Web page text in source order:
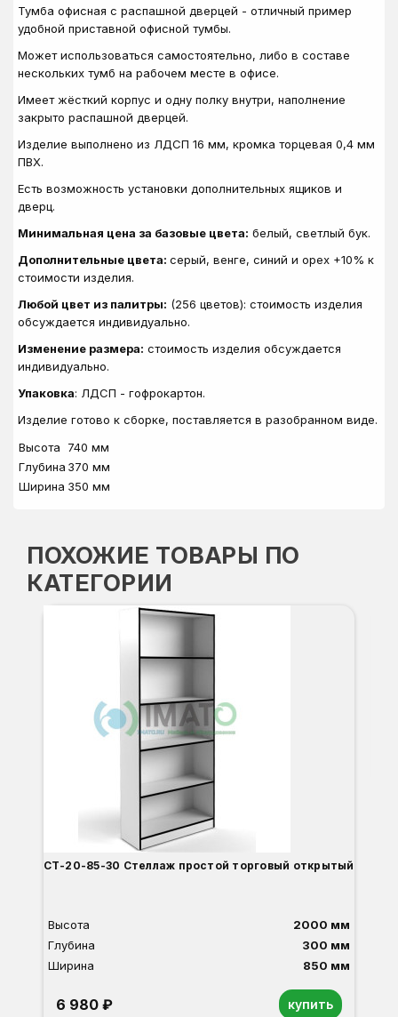
Тумба офисная с распашной дверцей - отличный пример
удобной приставной офисной тумбы.
Может использоваться самостоятельно, либо в составе
нескольких тумб на рабочем месте в офисе.
Имеет жёсткий корпус и одну полку внутри, наполнение
закрыто распашной дверцей.
Изделие выполнено из ЛДСП 16 мм, кромка торцевая 0,4 мм
ПВХ.
Есть возможность установки дополнительных ящиков и
дверц.
Минимальная цена за базовые цвета: белый, светлый бук.
Дополнительные цвета: серый, венге, синий и орех +10% к
стоимости изделия.
Любой цвет из палитры: (256 цветов): стоимость изделия
обсуждается индивидуально.
Изменение размера: стоимость изделия обсуждается
индивидуально.
Упаковка: ЛДСП - гофрокартон.
Изделие готово к сборке, поставляется в разобранном виде.
Высота
740 мм
Глубина 370 мм
Ширина 350 мм
ПОХОЖИЕ ТОВАРЫ ПО
КАТЕГОРИИ
СТ-20-85-30 Стеллаж простой торговый открытый
Высота
2000 мм
Глубина
300 мм
Ширина
850 мм
6 980 ₽ купить